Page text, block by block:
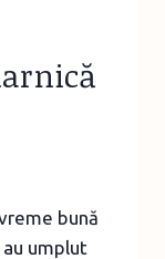
bună
umplut